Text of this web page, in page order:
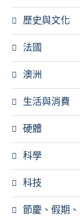
歷史與文化
法國
澳洲
生活與消費
硬體
科學
科技
節慶、假期